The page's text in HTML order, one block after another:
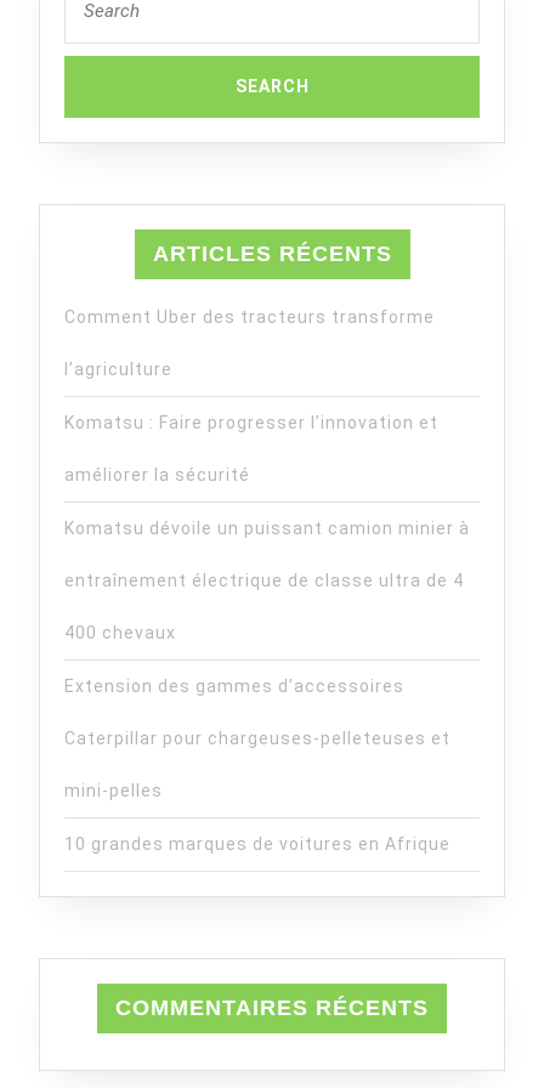
for:
ARTICLES RÉCENTS
Comment Uber des tracteurs transforme
l’agriculture
Komatsu : Faire progresser l’innovation et
améliorer la sécurité
Komatsu dévoile un puissant camion minier à
entraînement électrique de classe ultra de 4
400 chevaux
Extension des gammes d’accessoires
Caterpillar pour chargeuses-pelleteuses et
mini-pelles
10 grandes marques de voitures en Afrique
COMMENTAIRES RÉCENTS